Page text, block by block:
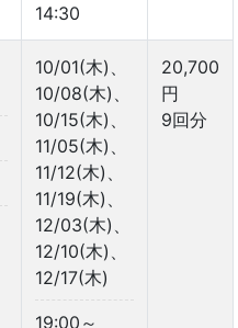
14:30
10/01(木)、
10/08(木)、
10/15(木)、
11/05(木)、
11/12(木)、
11/19(木)、
12/03(木)、
12/10(木)、
12/17(木)
19:00～
20,700
円
9回分